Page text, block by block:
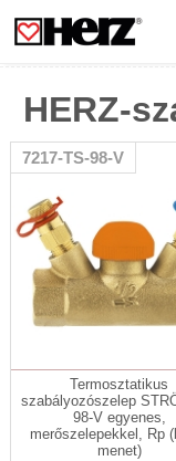
HERZ-
7217-TS-98-V
Termosztatikus
szabályozószelep
98-V egyenes,
merőszelepekkel, Rp
menet)